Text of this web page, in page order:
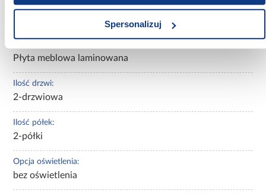
Spersonalizuj
Konstrukcja frontów:
Płyta meblowa laminowana
Płyta meblowa laminowana
Ilość drzwi:
2-drzwiowa
Ilość półek:
2-półki
Opcja oświetlenia:
bez oświetlenia